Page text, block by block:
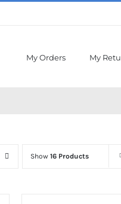
My Orders My
Show 16 Products